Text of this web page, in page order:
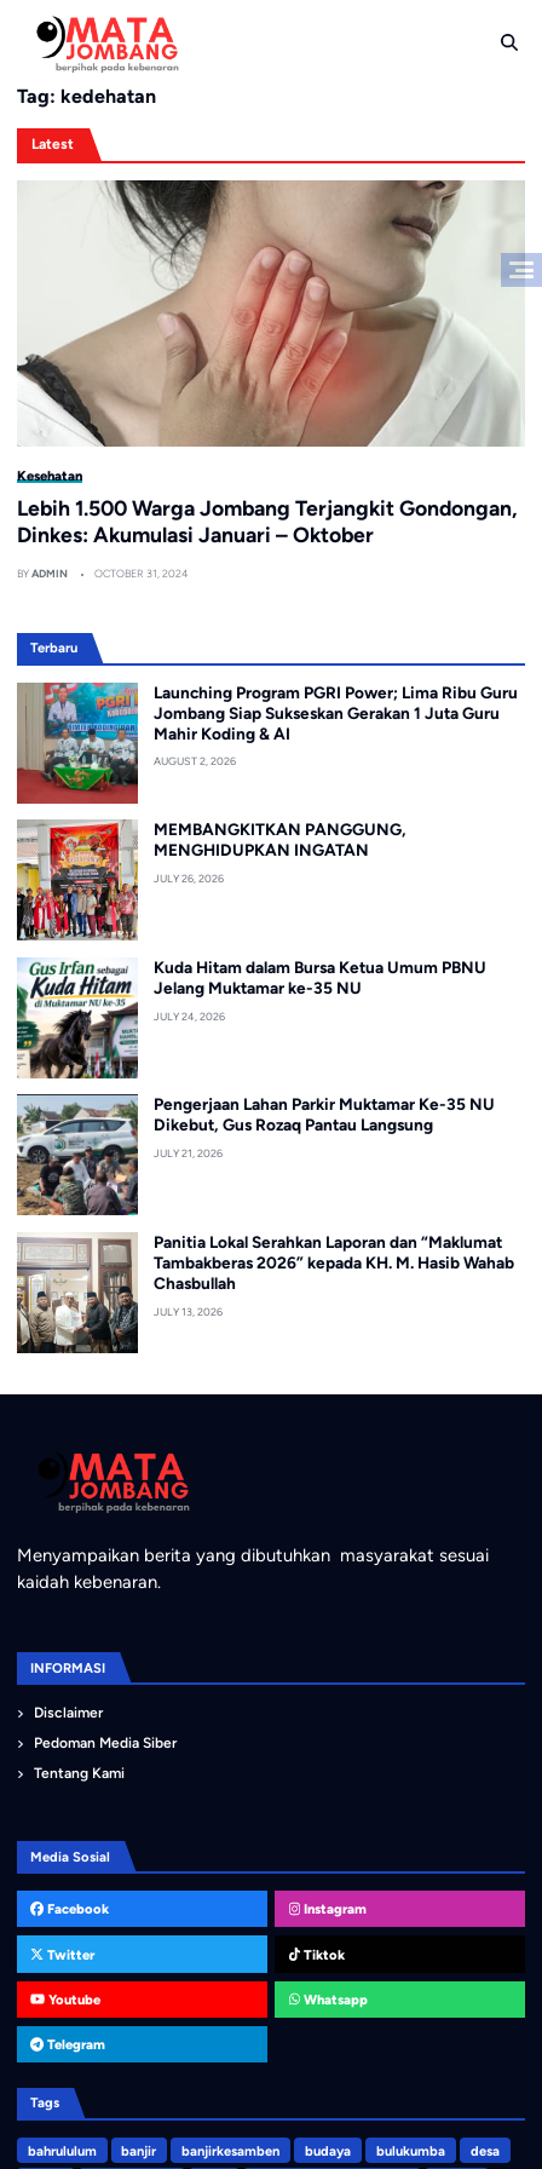
content
Tag: kedehatan
Latest
Kesehatan
Lebih 1.500 Warga Jombang Terjangkit Gondongan,
Dinkes: Akumulasi Januari – Oktober
BYADMIN OCTOBER 31, 2024
Terbaru
Launching Program PGRI Power; Lima Ribu Guru
Jombang Siap Sukseskan Gerakan 1 Juta Guru
Mahir Koding & AI
AUGUST 2, 2026
MEMBANGKITKAN PANGGUNG,
MENGHIDUPKAN INGATAN
JULY 26, 2026
Kuda Hitam dalam Bursa Ketua Umum PBNU
Jelang Muktamar ke-35 NU
JULY 24, 2026
Pengerjaan Lahan Parkir Muktamar Ke-35 NU
Dikebut, Gus Rozaq Pantau Langsung
JULY 21, 2026
Panitia Lokal Serahkan Laporan dan “Maklumat
Tambakberas 2026” kepada KH. M. Hasib Wahab
Chasbullah
JULY 13, 2026
Menyampaikan berita yang dibutuhkan masyarakat sesuai
kaidah kebenaran.
INFORMASI
Disclaimer
Pedoman Media Siber
Tentang Kami
Media Sosial
Facebook Instagram
Twitter Tiktok
Youtube Whatsapp
Telegram
Tags
bahrululum banjir banjirkesamben budaya bulukumba desa